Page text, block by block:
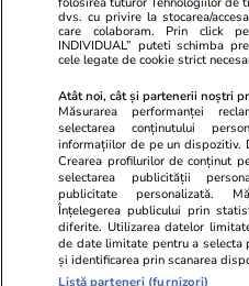
TRENDING
Știri România
„Nimeni nu mai riscă o
aplicațiilor ANCPI în
întârzie, iar 10.000 de
cadastru sunt blocați
Știri România
Român întors acasă
dvs. cu privire la stocarea/
care colaboram. Prin click
INDIVIDUAL” puteti schimba
cele legate de cookie strict
Atât noi, cât și partenerii noștri
Măsurarea performanței
selectarea conținutului
informațiilor de pe un dispozitiv.
Crearea profilurilor de conținut
selectarea publicității
publicitate personalizată.
Înțelegerea publicului prin
diferite. Utilizarea datelor
de date limitate pentru a selecta
și identificarea prin scanarea
Listă parteneri (furnizori)